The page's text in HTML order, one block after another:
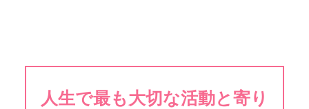
人生で最も大切な活動と寄り